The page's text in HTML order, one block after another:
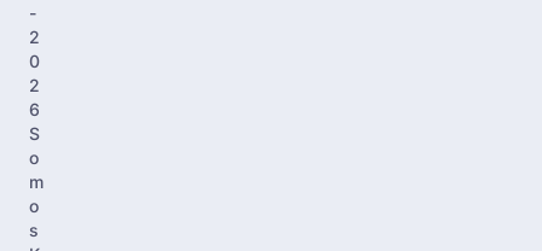
-
2
0
2
6
S
o
m
o
s